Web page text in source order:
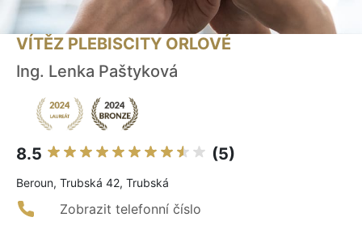
VÍTĚZ PLEBISCITY ORLOVÉ
Ing. Lenka Paštyková
8.5 (5)
Beroun, Trubská 42, Trubská
Zobrazit telefonní číslo